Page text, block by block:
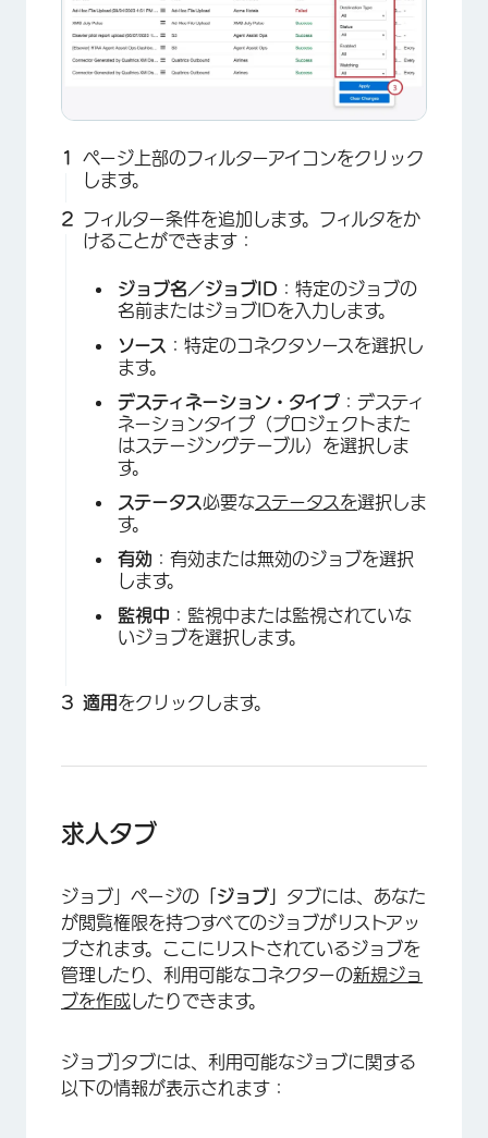
×
×
ページ上部のフィルターアイコンをクリック
します。
フィルター条件を追加します。フィルタをか
けることができます：
ジョブ名／ジョブID ：特定のジョブの
名前またはジョブIDを入力します。
ソース ：特定のコネクタソースを選択し
ます。
デスティネーション・タイプ ：デスティ
ネーションタイプ（プロジェクトまた
はステージングテーブル）を選択しま
す。
ステータス必要なステータスを選択しま
す。
有効 ：有効または無効のジョブを選択
します。
監視中 ：監視中または監視されていな
いジョブを選択します。
適用をクリックします。
求人タブ
ジョブ」ページの 「ジョブ」 タブには、あなた
が閲覧権限を持つすべてのジョブがリストアッ
プされます。ここにリストされているジョブを
管理したり、利用可能なコネクターの新規ジョ
ブを作成したりできます。
ジョブ]タブには、利用可能なジョブに関する
以下の情報が表示されます：